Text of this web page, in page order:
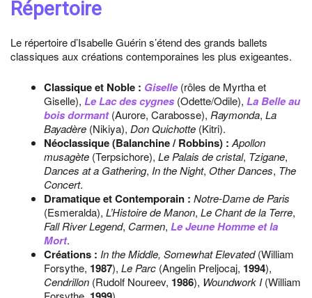
Répertoire
Le répertoire d’Isabelle Guérin s’étend des grands ballets
classiques aux créations contemporaines les plus exigeantes.
Classique et Noble : Giselle(rôles de Myrtha et
Giselle), Le Lac des cygnes(Odette/Odile), La Belle au
bois dormant(Aurore, Carabosse), Raymonda, La
Bayadère (Nikiya), Don Quichotte (Kitri).
Néoclassique (Balanchine / Robbins) : Apollon
musagète (Terpsichore), Le Palais de cristal, Tzigane,
Dances at a Gathering, In the Night, Other Dances, The
Concert.
Dramatique et Contemporain : Notre-Dame de Paris
(Esmeralda), L’Histoire de Manon, Le Chant de la Terre,
Fall River Legend, Carmen, Le Jeune Homme et la
Mort.
Créations : In the Middle, Somewhat Elevated(William
Forsythe, 1987), Le Parc (Angelin Preljocaj, 1994),
Cendrillon (Rudolf Noureev, 1986), Woundwork I(William